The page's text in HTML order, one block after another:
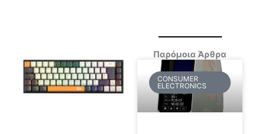
Παρόμοια Άρθρα
CONSUMER
ELECTRONICS